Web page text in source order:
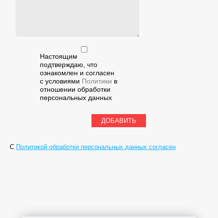
Настоящим
подтверждаю, что
ознакомлен и согласен
с условиями Политики в
отношении обработки
персональных данных
С Политикой обработки персональных данных согласен